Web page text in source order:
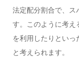
法定配分割合で、ス
す。このように考え
を利用したりといっ
と考えられます。